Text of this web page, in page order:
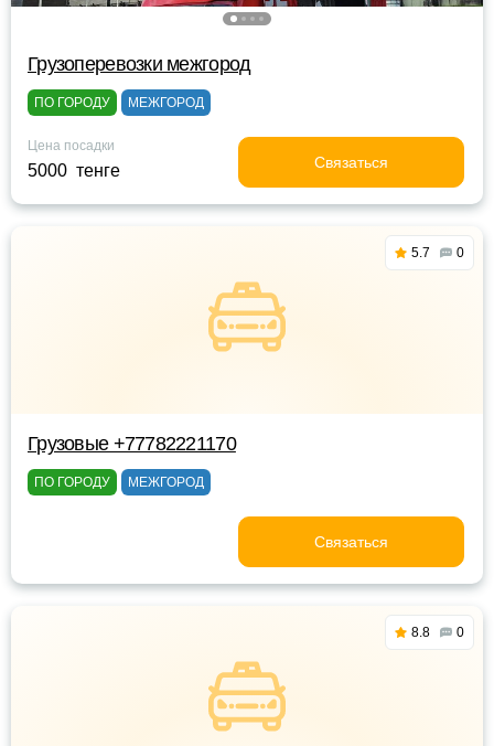
Грузоперевозки межгород
ПО ГОРОДУ МЕЖГОРОД
Цена посадки
5000 тенге Связаться
5.7 0
Грузовые +77782221170
ПО ГОРОДУ МЕЖГОРОД
Связаться
8.8 0